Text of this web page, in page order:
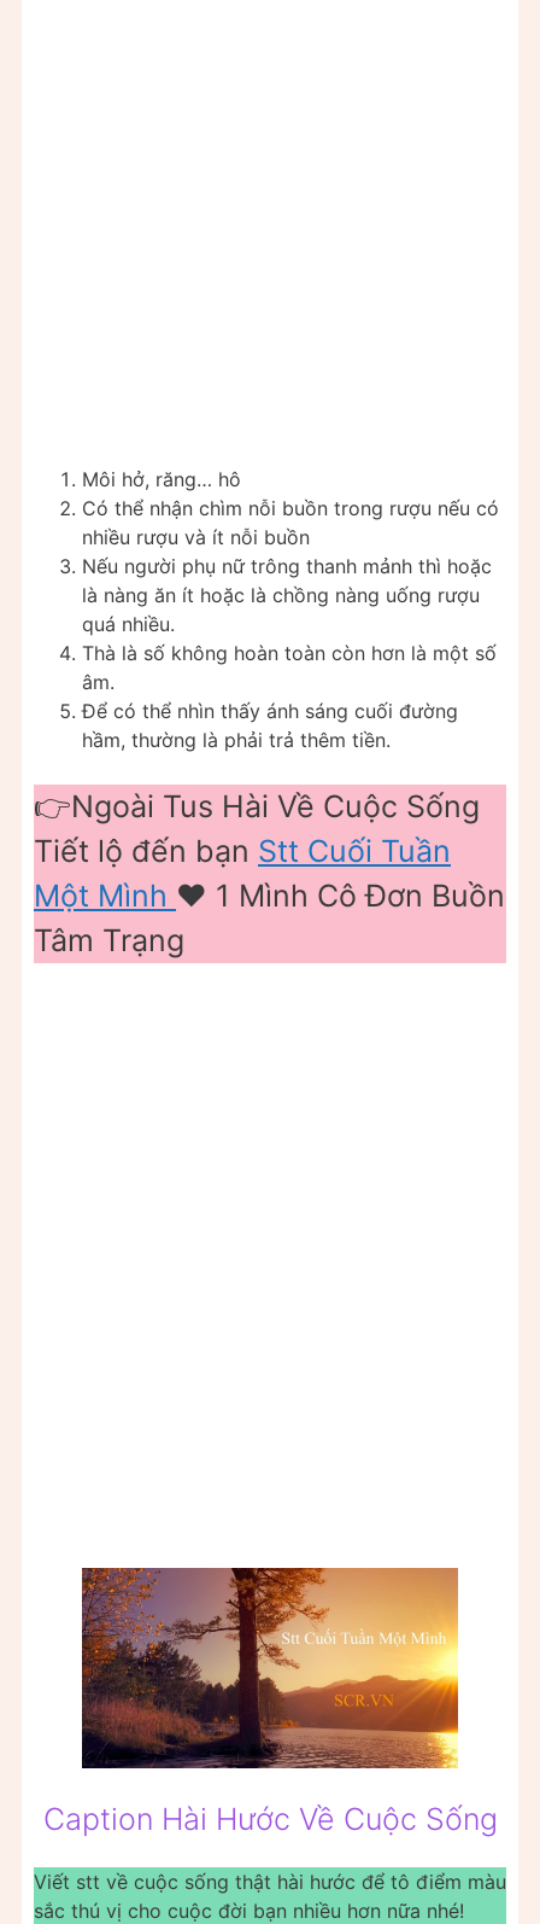
Môi hở, răng… hô
Có thể nhận chìm nỗi buồn trong rượu nếu có
nhiều rượu và ít nỗi buồn
Nếu người phụ nữ trông thanh mảnh thì hoặc
là nàng ăn ít hoặc là chồng nàng uống rượu
quá nhiều.
Thà là số không hoàn toàn còn hơn là một số
âm.
Để có thể nhìn thấy ánh sáng cuối đường
hầm, thường là phải trả thêm tiền.
👉Ngoài Tus Hài Về Cuộc Sống
Tiết lộ đến bạn Stt Cuối Tuần
Một Mình ❤️️ 1 Mình Cô Đơn Buồn
Tâm Trạng
Caption Hài Hước Về Cuộc Sống
Viết stt về cuộc sống thật hài hước để tô điểm màu
sắc thú vị cho cuộc đời bạn nhiều hơn nữa nhé!